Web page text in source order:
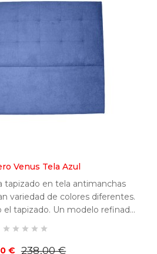
Venus Tela Azul
tapizado en tela antimanchas
variedad de colores diferentes.
el tapizado. Un modelo refinado
    
€ 238,00 €